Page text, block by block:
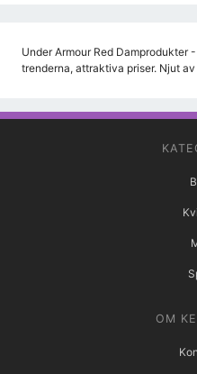
Under Armour Red Damprodukter
trenderna, attraktiva priser. Njut
OM